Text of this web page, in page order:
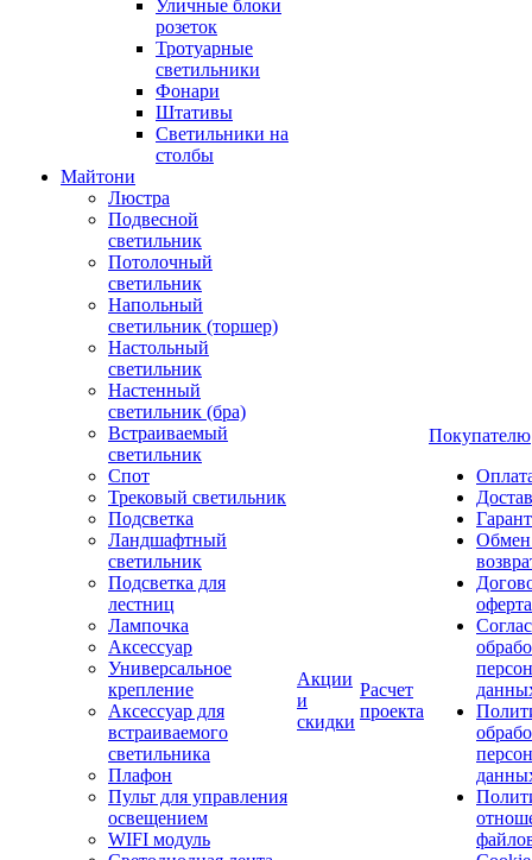
Уличные блоки
розеток
Тротуарные
светильники
Фонари
Штативы
Светильники на
столбы
Майтони
Люстра
Подвесной
светильник
Потолочный
светильник
Напольный
светильник (торшер)
Настольный
светильник
Настенный
светильник (бра)
Встраиваемый
светильник
Спот
Трековый светильник
Подсветка
Ландшафтный
светильник
Подсветка для
лестниц
Лампочка
Аксессуар
Универсальное
крепление
Аксессуар для
встраиваемого
светильника
Плафон
Пульт для управления
освещением
WIFI модуль
Акции
и
скидки
Расчет
проекта
Покупателю
оферта